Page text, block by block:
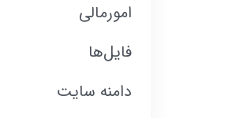
امورمالی
فایل‌ها
دامنه سایت